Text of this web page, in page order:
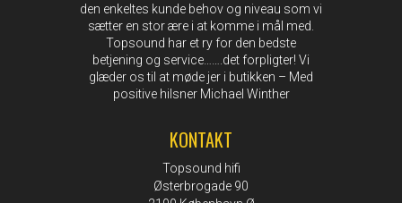
den enkeltes kunde behov og niveau som vi
sætter en stor ære i at komme i mål med.
Topsound har et ry for den bedste
betjening og service…….det forpligter! Vi
glæder os til at møde jer i butikken – Med
positive hilsner Michael Winther
KONTAKT
Topsound hifi
Østerbrogade 90